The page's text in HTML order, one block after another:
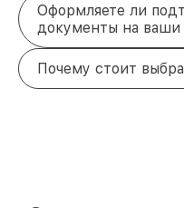
Оформляете ли
документы на ваши
Почему стоит